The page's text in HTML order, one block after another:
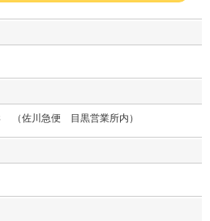
（佐川急便 目黒営業所内）